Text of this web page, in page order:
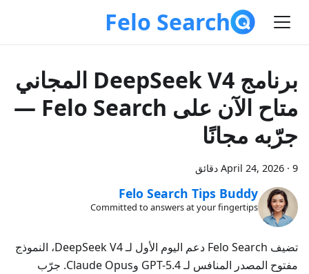
Felo Search
برنامج DeepSeek V4 المجاني
متاح الآن على Felo Search —
جرّبه مجانًا
April 24, 2026 · 9 دقائق
Felo Search Tips Buddy
Committed to answers at your fingertips
تضيف Felo Search دعم اليوم الأول لـ DeepSeek V4، النموذج
مفتوح المصدر المنافس لـ GPT-5.4 وClaude Opus. جرّب